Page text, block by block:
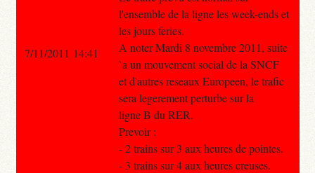
l'ensemble de la ligne les week-ends et
les jours feries.
A noter Mardi 8 novembre 2011, suite
`a un mouvement social de la SNCF
et d'autres reseaux Europeen, le trafic
sera legerement perturbe sur la
ligne B du RER.
Prevoir :
- 2 trains sur 3 aux heures de pointes.
- 3 trains sur 4 aux heures creuses.
7/11/2011 14:41